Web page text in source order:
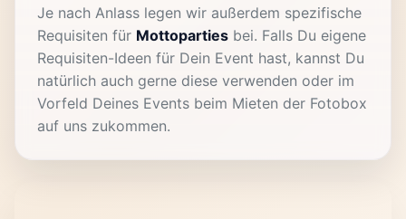
Je nach Anlass legen wir außerdem spezifische
Requisiten für Mottoparties bei. Falls Du eigene
Requisiten-Ideen für Dein Event hast, kannst Du
natürlich auch gerne diese verwenden oder im
Vorfeld Deines Events beim Mieten der Fotobox
auf uns zukommen.